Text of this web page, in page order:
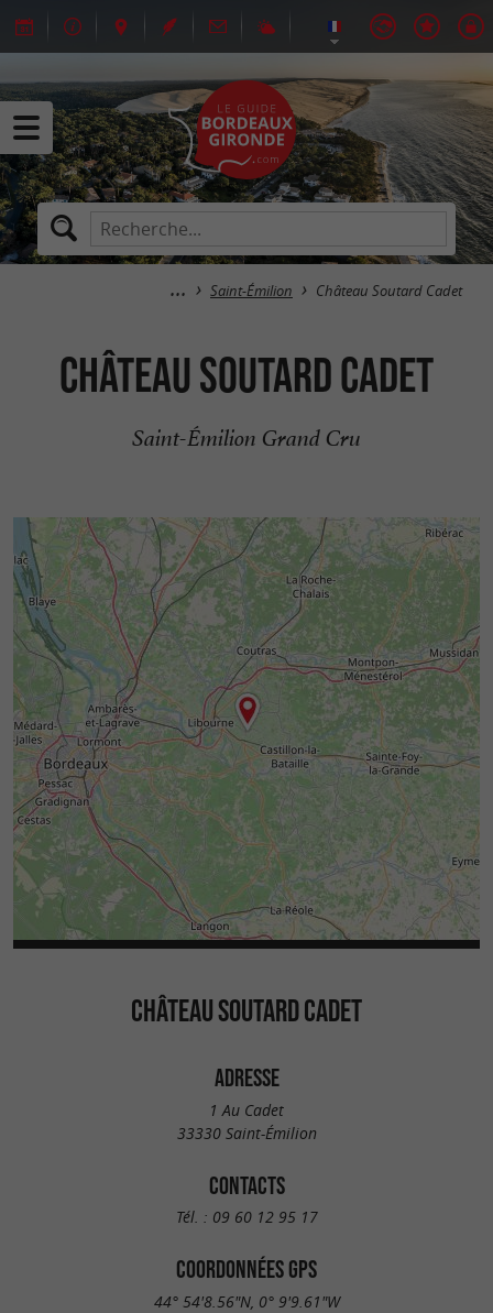
Saint-Émilion Château Soutard Cadet
Château Soutard Cadet
Saint-Émilion Grand Cru
CHÂTEAU SOUTARD CADET
ADRESSE
1 Au Cadet
33330 Saint-Émilion
CONTACTS
Tél. : 09 60 12 95 17
COORDONNÉES GPS
44° 54'8.56"N, 0° 9'9.61"W